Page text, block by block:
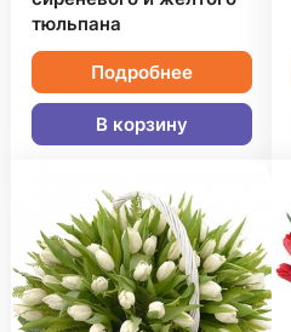
тюльпана
Подробнее
В корзину